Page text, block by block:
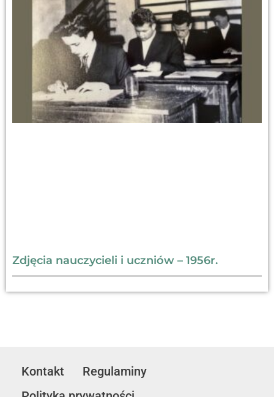
Zdjęcia nauczycieli i uczniów – 1956r.
Kontakt
Regulaminy